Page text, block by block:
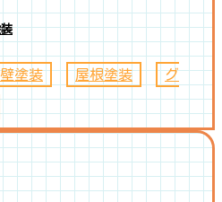
塗装 、 屋根塗装 、 グ